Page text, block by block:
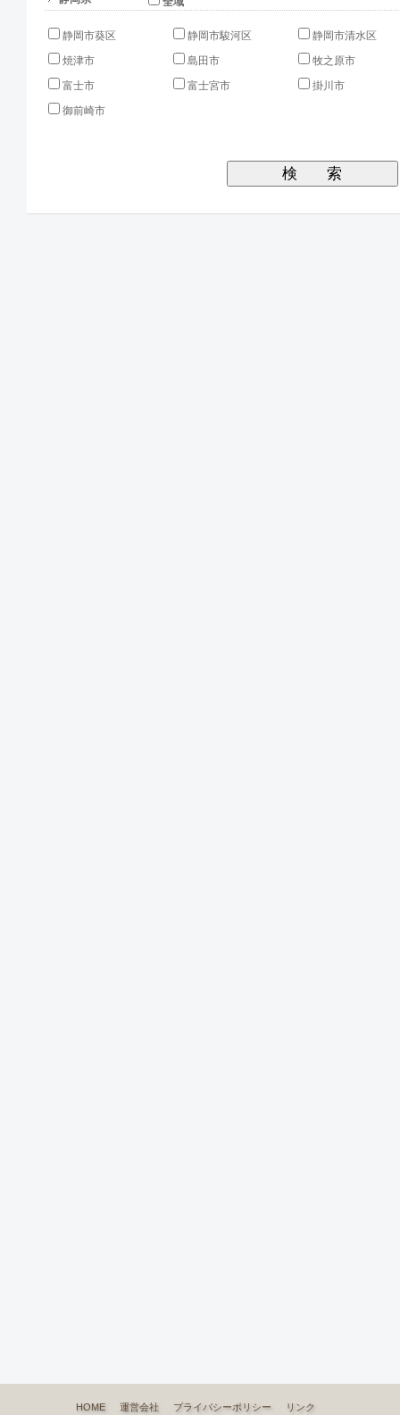
静岡市葵区 静岡市駿河区
静岡市清水区
焼津市
島田市
牧之原市
富士市
富士宮市
掛川市
御前崎市
検索
HOME 運営会社 プライバシーポリシー リンク